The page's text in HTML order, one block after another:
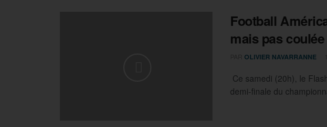
Football
mais pas coulée
OLIVIER NAVARRANNE
Ce samedi (20h), le
demi-finale du